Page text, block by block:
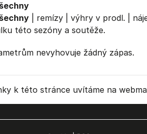
| remízy| výhry v prodl.
této sezóny a soutěže.
nevyhovuje žádný zápas.
k této stránce uvítáme na